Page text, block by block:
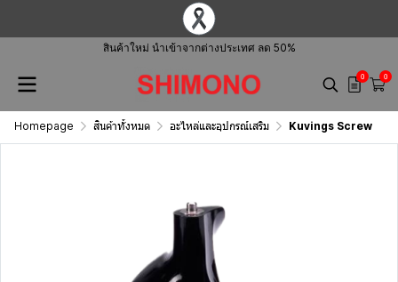
สินค้าใหม่ นำเข้าจากต่างประเทศ ลด 50%
0 0
Homepage สินค้าทั้งหมด อะไหล่และอุปกรณ์เสริม Kuvings Screw